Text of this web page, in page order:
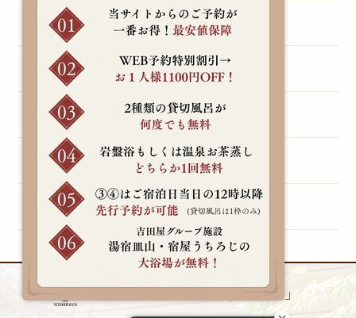
2014年の記事一覧（3）
2013年の記事一覧（1）
2011年の記事一覧（1）
2010年の記事一覧（1）
2009年の記事一覧（1）
旅館吉田屋 別邸「をりから」